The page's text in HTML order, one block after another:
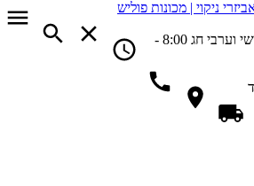
ימי שישי וערבי חג 8:00 -